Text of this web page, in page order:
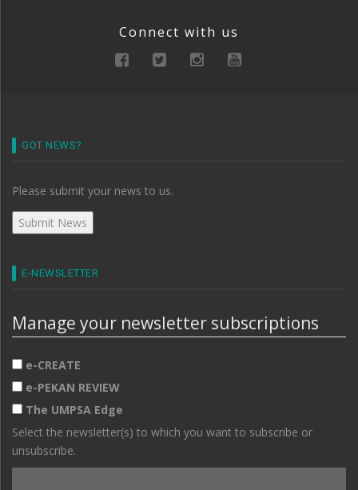
Connect with us
GOT NEWS?
Please submit your news to us.
E-NEWSLETTER
Manage your newsletter subscriptions
e-CREATE
e-PEKAN REVIEW
The UMPSA Edge
Select the newsletter(s) to which you want to subscribe or
unsubscribe.